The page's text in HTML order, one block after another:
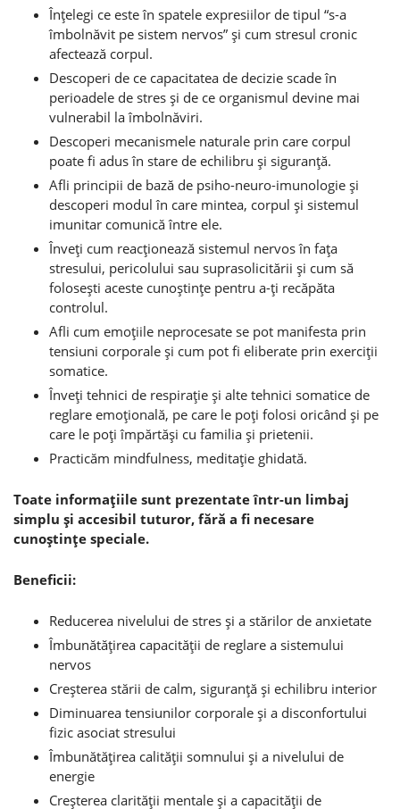
Înţelegi ce este în spatele expresiilor de tipul “s-a
îmbolnăvit pe sistem nervos” şi cum stresul cronic
afectează corpul.
Descoperi de ce capacitatea de decizie scade în
perioadele de stres şi de ce organismul devine mai
vulnerabil la îmbolnăviri.
Descoperi mecanismele naturale prin care corpul
poate fi adus în stare de echilibru şi siguranţă.
Afli principii de bază de psiho-neuro-imunologie şi
descoperi modul în care mintea, corpul şi sistemul
imunitar comunică între ele.
Înveţi cum reacţionează sistemul nervos în faţa
stresului, pericolului sau suprasolicitării şi cum să
foloseşti aceste cunoştinţe pentru a-ţi recăpăta
controlul.
Afli cum emoţiile neprocesate se pot manifesta prin
tensiuni corporale şi cum pot fi eliberate prin exerciţii
somatice.
Înveţi tehnici de respiraţie şi alte tehnici somatice de
reglare emoţională, pe care le poţi folosi oricând şi pe
care le poţi împărtăşi cu familia şi prietenii.
Practicăm mindfulness, meditaţie ghidată.
Toate informaţiile sunt prezentate într-un limbaj
simplu şi accesibil tuturor, fără a fi necesare
cunoştinţe speciale.
Beneficii:
Reducerea nivelului de stres şi a stărilor de anxietate
Îmbunătăţirea capacităţii de reglare a sistemului
nervos
Creşterea stării de calm, siguranţă şi echilibru interior
Diminuarea tensiunilor corporale şi a disconfortului
fizic asociat stresului
Îmbunătăţirea calităţii somnului şi a nivelului de
energie
Creşterea clarităţii mentale şi a capacităţii de